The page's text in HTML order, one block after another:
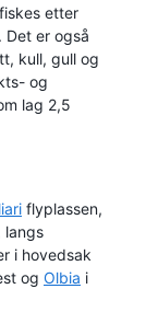
etter
Det er også
kull, gull og
og
lag 2,5
flyplassen,
langs
i hovedsak
og Olbia i